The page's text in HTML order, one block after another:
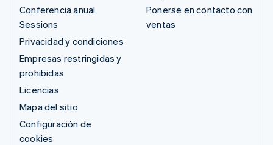
Conferencia anual
Sessions
Privacidad y condiciones
Empresas restringidas y
prohibidas
Licencias
Mapa del sitio
Configuración de
cookies
Ponerse en contacto con
ventas